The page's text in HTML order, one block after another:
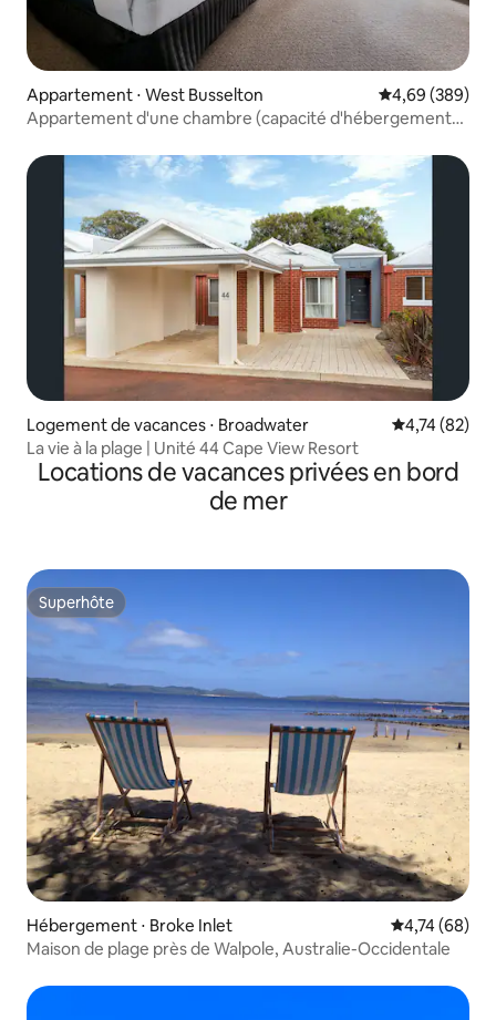
Appartement ⋅ West Busselton Évaluation
4,69 (389)
Appartement d'une chambre (capacité d'hébergement
Logement de vacances ⋅ Broadwater Évaluation
4,74 (82)
La vie à la plage | Unité 44 Cape View Resort
Locations de vacances privées en bord
de mer
Superhôte
Superhôte
Hébergement ⋅ Broke Inlet Évaluation
4,74 (68)
Maison de plage près de Walpole, Australie-Occidentale